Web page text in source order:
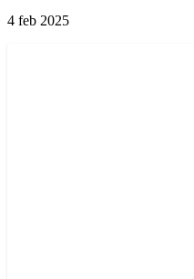
4 feb 2025